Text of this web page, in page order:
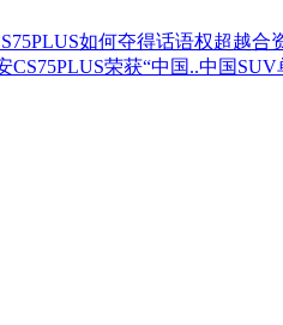
如何夺得话语权超越合
荣获“中国..中国SUV